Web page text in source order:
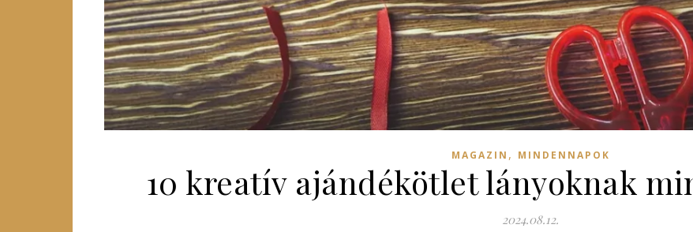
MAGAZIN , MINDENNAPOK
10 kreatív ajándékötlet lányoknak
2024.08.12.